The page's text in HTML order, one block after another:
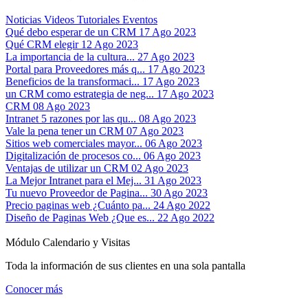
Noticias Videos Tutoriales Eventos
Qué debo esperar de un CRM 17 Ago 2023
Qué CRM elegir 12 Ago 2023
La importancia de la cultura... 27 Ago 2023
Portal para Proveedores más q... 17 Ago 2023
Beneficios de la transformaci... 17 Ago 2023
un CRM como estrategia de neg... 17 Ago 2023
CRM 08 Ago 2023
Intranet 5 razones por las qu... 08 Ago 2023
Vale la pena tener un CRM 07 Ago 2023
Sitios web comerciales mayor... 06 Ago 2023
Digitalización de procesos co... 06 Ago 2023
Ventajas de utilizar un CRM 02 Ago 2023
La Mejor Intranet para el Mej... 31 Ago 2023
Tu nuevo Proveedor de Pagina... 30 Ago 2023
Precio paginas web ¿Cuánto pa... 24 Ago 2022
Diseño de Paginas Web ¿Que es... 22 Ago 2022
Módulo Calendario y Visitas
Toda la información de sus clientes en una sola pantalla
Conocer más